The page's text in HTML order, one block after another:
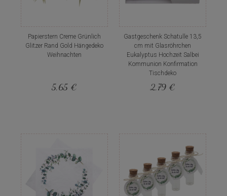
Papierstern Creme Grünlich
Glitzer Rand Gold Hängedeko
Weihnachten
5,65 €
Gastgeschenk Schatulle 13,5
cm mit Glasröhrchen
Eukalyptus Hochzeit Salbei
Kommunion Konfirmation
Tischdeko
2,79 €